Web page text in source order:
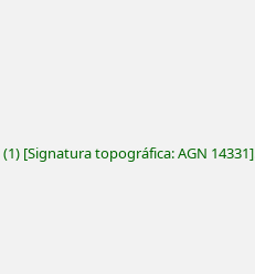
(1) Signatura topográfica:AGN 14331